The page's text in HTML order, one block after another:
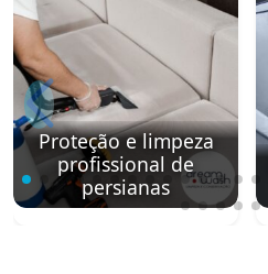
Proteção e limpeza
profissional de
persianas